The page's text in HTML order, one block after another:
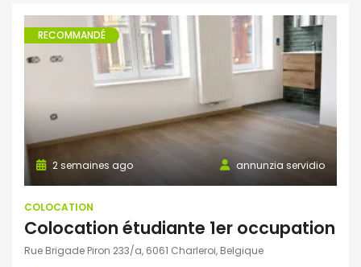
RECOMMANDÉ
annunzia servidio
2 semaines ago
COLOCATION
Colocation étudiante 1er occupation
Rue Brigade Piron 233/a, 6061 Charleroi, Belgique